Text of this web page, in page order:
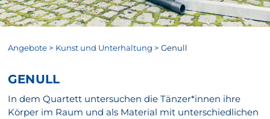
Angebote > Kunst und Unterhaltung >Genull
GENULL
In dem Quartett untersuchen die Tänzer*innen ihre
Körper im Raum und als Material mit unterschiedlichen